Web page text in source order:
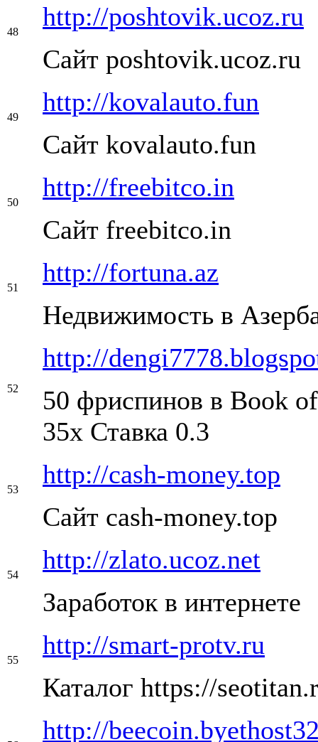
48
http://poshtovik.ucoz.ru
Сайт poshtovik.ucoz.ru
49
http://kovalauto.fun
Сайт kovalauto.fun
50
http://freebitco.in
Сайт freebitco.in
51
http://fortuna.az
Недвижимость в
52
http://
50 фриспинов в Book
35x Ставка 0.3
53
http://cash-money.top
Сайт cash-money.top
54
http://zlato.ucoz.net
Заработок в интернете
55
http://smart-protv.ru
Каталог https://
http://